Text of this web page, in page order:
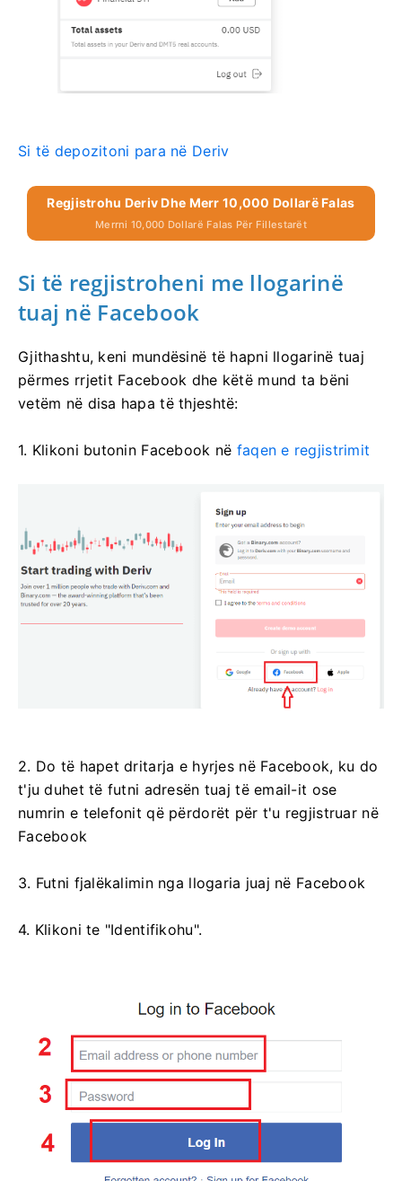
Si të depozitoni para në Deriv
Regjistrohu Deriv Dhe Merr 10,000 Dollarë Falas
Merrni 10,000 Dollarë Falas Për Fillestarët
Si të regjistroheni me llogarinë
tuaj në Facebook
Gjithashtu, keni mundësinë të hapni llogarinë tuaj
përmes rrjetit Facebook dhe këtë mund ta bëni
vetëm në disa hapa të thjeshtë:
1. Klikoni butonin Facebook në faqen e regjistrimit
2. Do të hapet dritarja e hyrjes në Facebook, ku do
t'ju duhet të futni adresën tuaj të email-it ose
numrin e telefonit që përdorët për t'u regjistruar në
Facebook
3. Futni fjalëkalimin nga llogaria juaj në Facebook
4. Klikoni te "Identifikohu".